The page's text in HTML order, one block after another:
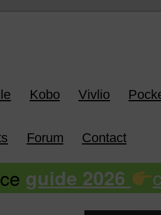
Kobo Vivlio
Forum Contact
guide 2026